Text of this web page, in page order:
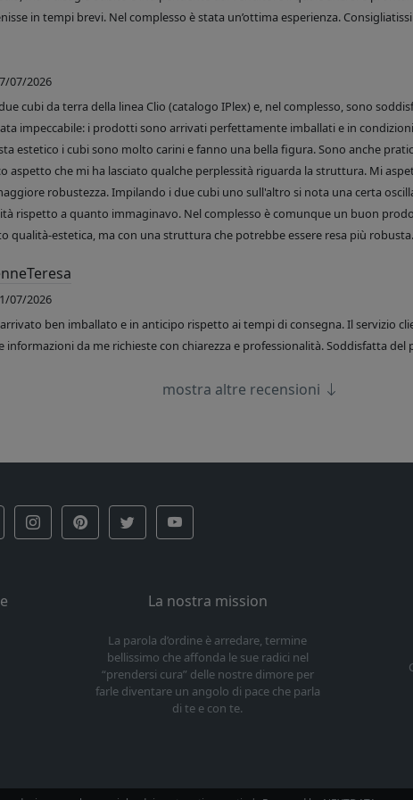
in tempi brevi. Nel complesso è stata un’ottima esperienza.
07/2026
cubi da terra della linea Clio (catalogo IPlex) e, nel complesso, sono
impeccabile: i prodotti sono arrivati perfettamente imballati e in
estetico i cubi sono molto carini e fanno una bella figura. Sono anche
aspetto che mi ha lasciato qualche perplessità riguarda la struttura. Mi
robustezza. Impilando i due cubi uno sull'altro si nota una certa
rispetto a quanto immaginavo. Nel complesso è comunque un buon
qualità-estetica, ma con una struttura che potrebbe essere resa più robusta.
07/2026
ben imballato e in anticipo rispetto ai tempi di consegna. Il servizio
informazioni da me richieste con chiarezza e professionalità. Soddisfatta del
mostra altre recensioni
La nostra mission
La parola d’ordine è arredare, termine
bellissimo che affonda le sue radici nel
“prendersi cura” delle nostre dimore per
farle diventare un angolo di pace che parla
di te e con te.